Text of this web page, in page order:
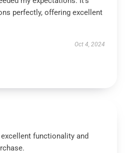
perfectly, offering excellent
Oct 4, 2024
functionality and